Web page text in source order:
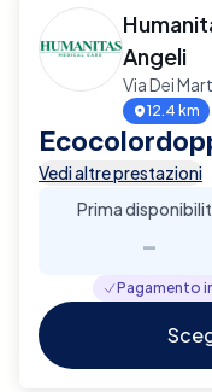
Angeli
Via Dei
12.4 km
Vedi altre prestazioni
Prima
-
Pagamento